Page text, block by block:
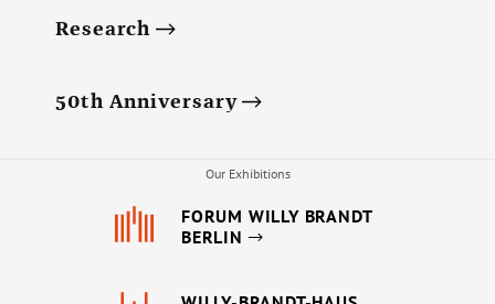
Research
50th Anniversary
Our Exhibitions
FORUM WILLY BRANDT
BERLIN